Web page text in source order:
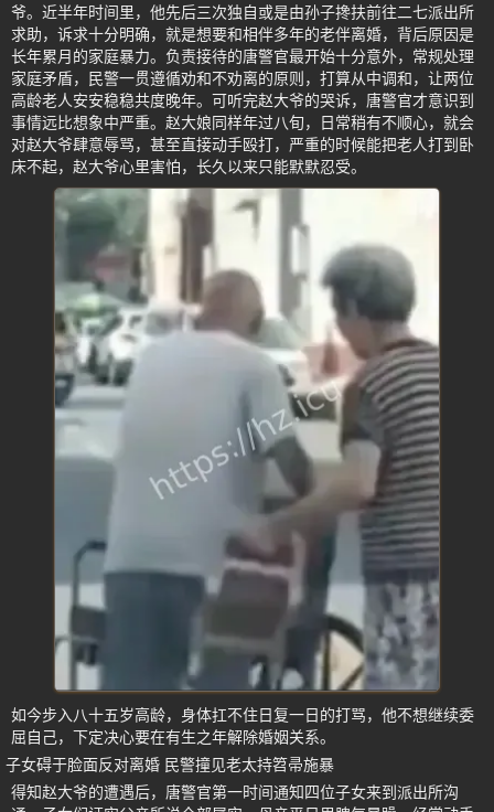
爷。近半年时间里，他先后三次独自或是由孙子搀扶前往二七派出所
求助，诉求十分明确，就是想要和相伴多年的老伴离婚，背后原因是
长年累月的家庭暴力。负责接待的唐警官最开始十分意外，常规处理
家庭矛盾，民警一贯遵循劝和不劝离的原则，打算从中调和，让两位
高龄老人安安稳稳共度晚年。可听完赵大爷的哭诉，唐警官才意识到
事情远比想象中严重。赵大娘同样年过八旬，日常稍有不顺心，就会
对赵大爷肆意辱骂，甚至直接动手殴打，严重的时候能把老人打到卧
床不起，赵大爷心里害怕，长久以来只能默默忍受。
如今步入八十五岁高龄，身体扛不住日复一日的打骂，他不想继续委
屈自己，下定决心要在有生之年解除婚姻关系。
子女碍于脸面反对离婚 民警撞见老太持笤帚施暴
得知赵大爷的遭遇后，唐警官第一时间通知四位子女来到派出所沟